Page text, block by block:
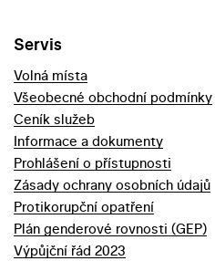
Servis
Volná místa
Všeobecné obchodní podmínky
Ceník služeb
Informace a dokumenty
Prohlášení o přístupnosti
Zásady ochrany osobních údajů
Protikorupční opatření
Plán genderové rovnosti (GEP)
Výpůjční řád 2023